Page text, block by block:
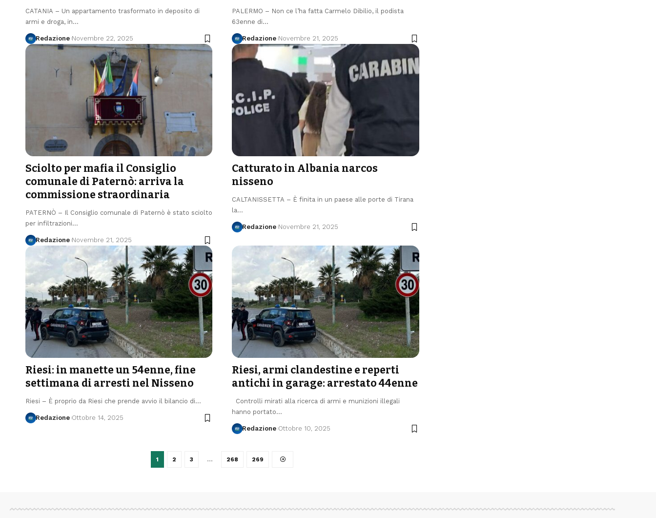
CATANIA – Un appartamento trasformato in deposito di
armi e droga, in…
Redazione Novembre 22, 2025
PALERMO – Non ce l’ha fatta Carmelo Dibilio, il podista
63enne di…
Redazione Novembre 21, 2025
Sciolto per mafia il Consiglio
comunale di Paternò: arriva la
commissione straordinaria
PATERNÒ – Il Consiglio comunale di Paternò è stato sciolto
per infiltrazioni…
Redazione Novembre 21, 2025
Catturato in Albania narcos
nisseno
CALTANISSETTA – È finita in un paese alle porte di Tirana
la…
Redazione Novembre 21, 2025
Riesi: in manette un 54enne, fine
settimana di arresti nel Nisseno
Riesi – È proprio da Riesi che prende avvio il bilancio di…
Redazione Ottobre 14, 2025
Riesi, armi clandestine e reperti
antichi in garage: arrestato 44enne
Controlli mirati alla ricerca di armi e munizioni illegali
hanno portato…
Redazione Ottobre 10, 2025
1 2 3 … 268 269